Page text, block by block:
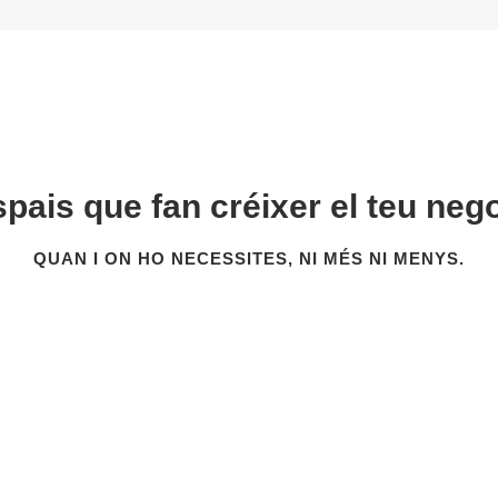
que fan créixer el teu
QUAN I ON HO NECESSITES, NI MÉS NI MENYS.